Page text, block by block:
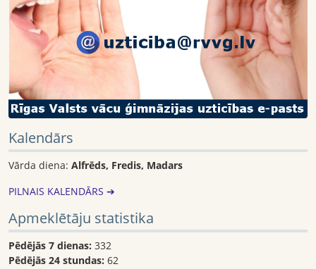
Kalendārs
Vārda diena: Alfrēds, Fredis, Madars
PILNAIS KALENDĀRS ➔
Apmeklētāju statistika
Pēdējās 7 dienas: 332
Pēdējās 24 stundas: 62